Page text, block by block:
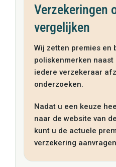
Verzekeringen
vergelijken
Wij zetten premies en
poliskenmerken
iedere verzekeraar
onderzoeken.
Nadat u een keuze
naar de website van
kunt u de actuele
verzekering